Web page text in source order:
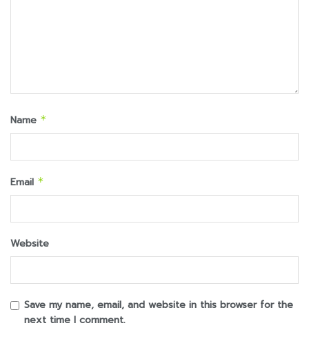
Name *
Email *
Website
Save my name, email, and website in this browser for the
next time I comment.